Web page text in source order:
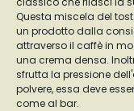
Questa miscela del
un prodotto dalla
attraverso il caffè in
una crema densa.
sfrutta la pressione
polvere, essa deve
come al bar.